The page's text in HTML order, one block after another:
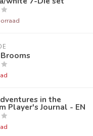
in the
Player's Journal - EN